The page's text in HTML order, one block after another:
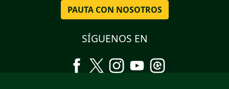
PAUTA CON NOSOTROS
SÍGUENOS EN